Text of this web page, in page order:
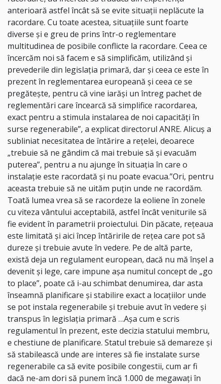
anterioară astfel încât să se evite situaţii neplăcute la
racordare. Cu toate acestea, situaţiile sunt foarte
diverse şi e greu de prins într-o reglementare
multitudinea de posibile conflicte la racordare. Ceea ce
încercăm noi să facem e să simplificăm, utilizând şi
prevederile din legislaţia primară, dar şi ceea ce este în
prezent în reglementarea europeană şi ceea ce se
pregăteşte, pentru că vine iarăşi un întreg pachet de
reglementări care încearcă să simplifice racordarea,
exact pentru a stimula instalarea de noi capacităţi în
surse regenerabile”, a explicat directorul ANRE. Alicuş a
subliniat necesitatea de întărire a reţelei, deoarece
„trebuie să ne gândim că mai trebuie să şi evacuăm
puterea”, pentru a nu ajunge în situaţia în care o
instalaţie este racordată şi nu poate evacua.”Ori, pentru
aceasta trebuie să ne uităm puţin unde ne racordăm.
Toată lumea vrea să se racordeze la eoliene în zonele
cu viteza vântului acceptabilă, astfel încât veniturile să
fie evident în parametrii proiectului. Din păcate, reţeaua
este limitată şi aici încep întăririle de reţea care pot să
dureze şi trebuie avute în vedere. Pe de altă parte,
există deja un regulament european, dacă nu mă înşel a
devenit şi lege, care impune aşa numitul concept de „go
to place”, poate că i-au schimbat denumirea, dar asta
înseamnă planificare şi stabilire exact a locaţiilor unde
se pot instala regenerabile şi trebuie avut în vedere şi
transpus în legislaţia primară …Aşa cum e scris
regulamentul în prezent, este decizia statului membru,
e chestiune de planificare. Statul trebuie să demareze şi
să stabilească unde are interes să fie instalate surse
regenerabile ca să evite posibile congestii, cum ar fi
dacă ne-am dori să punem încă 1.000 de megawaţi în